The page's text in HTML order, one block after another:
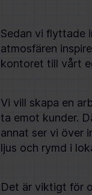
Sedan vi flyttade
atmosfären
kontoret till vårt
Vi vill skapa en
ta emot kunder.
annat ser vi över
ljus och rymd i
Det är viktigt för